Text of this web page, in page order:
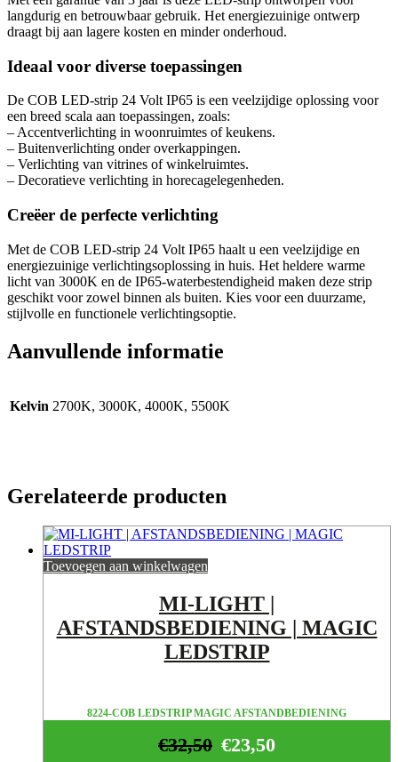
langdurig en betrouwbaar gebruik. Het energiezuinige ontwerp
draagt bij aan lagere kosten en minder onderhoud.
Ideaal voor diverse toepassingen
De COB LED-strip 24 Volt IP65 is een veelzijdige oplossing voor
een breed scala aan toepassingen, zoals:
– Accentverlichting in woonruimtes of keukens.
– Buitenverlichting onder overkappingen.
– Verlichting van vitrines of winkelruimtes.
– Decoratieve verlichting in horecagelegenheden.
Creëer de perfecte verlichting
Met de COB LED-strip 24 Volt IP65 haalt u een veelzijdige en
energiezuinige verlichtingsoplossing in huis. Het heldere warme
licht van 3000K en de IP65-waterbestendigheid maken deze strip
geschikt voor zowel binnen als buiten. Kies voor een duurzame,
stijlvolle en functionele verlichtingsoptie.
Aanvullende informatie
Kelvin 2700K, 3000K, 4000K, 5500K
Gerelateerde producten
Toevoegen aan winkelwagen
MI-LIGHT |
AFSTANDSBEDIENING | MAGIC
LEDSTRIP
8224-COB LEDSTRIP MAGIC AFSTANDBEDIENING
€23,50
€32,50